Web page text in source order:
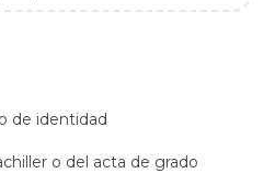
de identidad
o del acta de grado